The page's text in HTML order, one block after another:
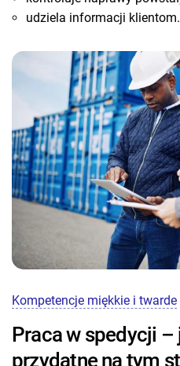
udziela informacji klientom.
Kompetencje miękkie i twarde
Praca w spedycji –
przydatne na tym